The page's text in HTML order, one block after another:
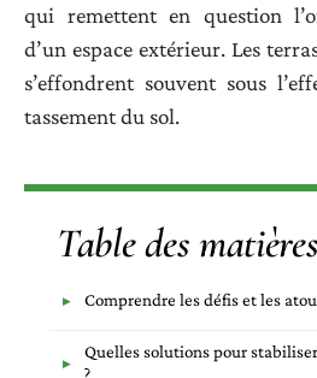
qui remettent en question
d’un espace extérieur. Les
s’effondrent souvent sous
tassement du sol.
Table des matières
Comprendre les défis et les
Quelles solutions pour